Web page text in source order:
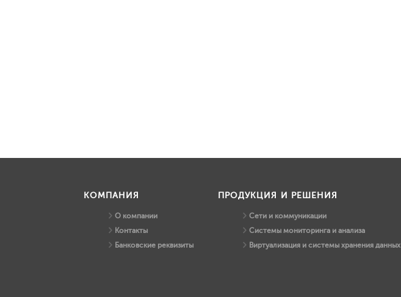
КОМПАНИЯ
О компании
Контакты
Банковские реквизиты
ПРОДУКЦИЯ И РЕШЕНИЯ
Сети и коммуникации
Системы мониторинга и анализа
Виртуализация и системы хранения данных